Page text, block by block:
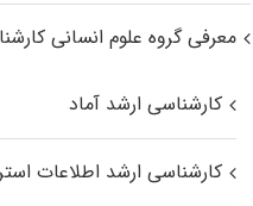
معرفی گروه علوم انسانی
کارشناسی ارشد آماد
کارشناسی ارشد اطلاعات